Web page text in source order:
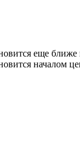
еще
началом